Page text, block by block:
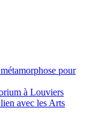
pour
à Louviers
avec les Arts